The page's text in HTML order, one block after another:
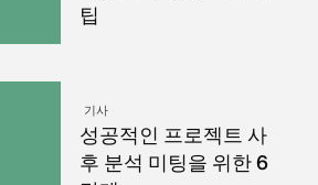
팁
기사
성공적인 프로젝트 사
후 분석 미팅을 위한 6